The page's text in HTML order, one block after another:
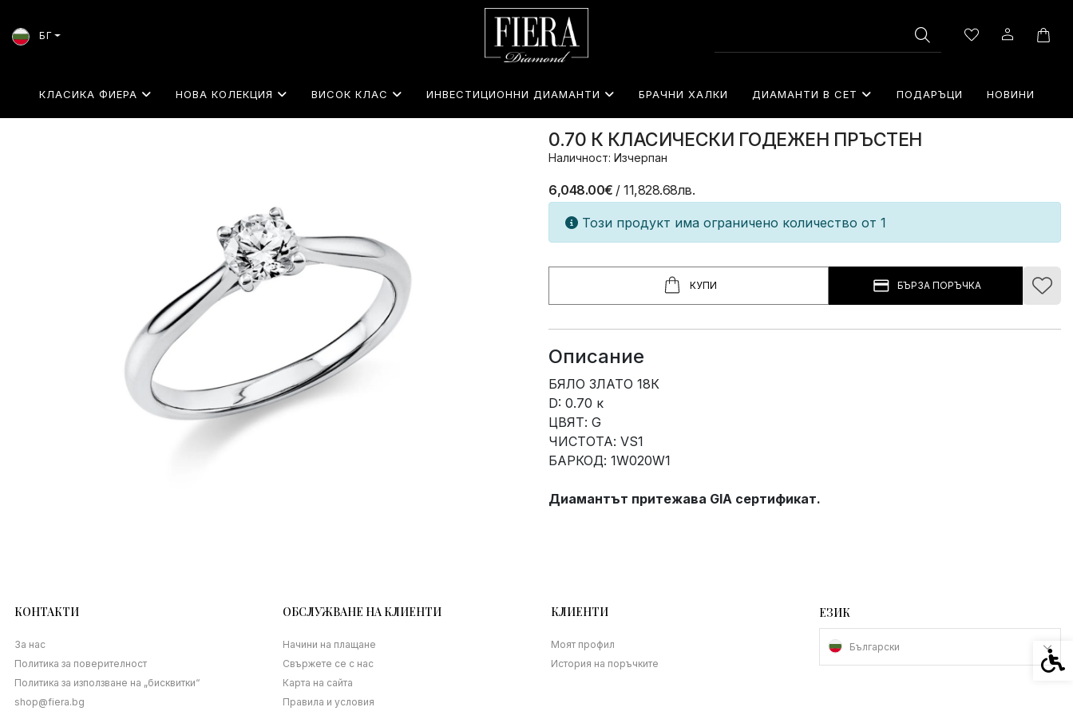
БГ
КЛАСИКА ФИЕРА НОВА КОЛЕКЦИЯ ⁠ПОДАРЪЦИ
ВИСОК КЛАС ИНВЕСТИЦИОННИ ДИАМАНТИ БРАЧНИ ХАЛКИ ДИАМАНТИ В СЕТ НОВИНИ
0.70 К КЛАСИЧЕСКИ ГОДЕЖЕН ПРЪСТЕН
Наличност: Изчерпан
6,048.00€ / 11,828.68лв.
Този продукт има ограничено количество от 1
КУПИ БЪРЗА ПОРЪЧКА
Описание
БЯЛО ЗЛАТО 18К
D: 0.70 к
ЦВЯТ: G
ЧИСТОТА: VS1
БАРКОД: 1W020W1
Диамантът притежава GIA сертификат.
КОНТАКТИ
За нас
Политика за поверителност
Политика за използване на „бисквитки“
shop@fiera.bg
ОБСЛУЖВАНЕ НА КЛИЕНТИ
Начини на плащане
Свържете се с нас
Карта на сайта
Правила и условия
КЛИЕНТИ
Моят профил
История на поръчките
ЕЗИК
Български